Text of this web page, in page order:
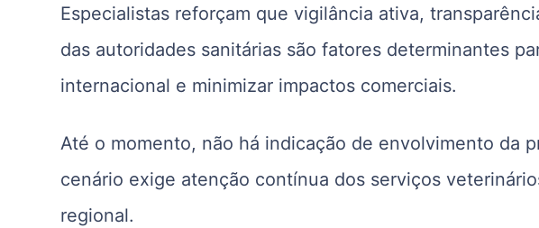
Especialistas reforçam que vigilância ativa,
das autoridades sanitárias são fatores determinantes
internacional e minimizar impactos comerciais.
Até o momento, não há indicação de envolvimento da
cenário exige atenção contínua dos serviços
regional.